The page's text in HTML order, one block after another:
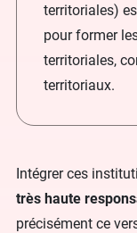
territoriales)
pour former
territoriales,
territoriaux.
Intégrer ces
très haute
précisément ce